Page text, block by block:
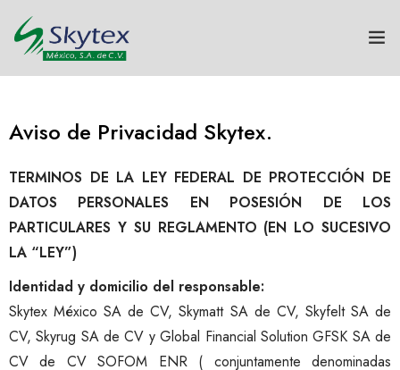
GRUPO SKYTEX
TEXTILES
HOGAR
INNOVACIÓN
CONTACTO
Aviso de Privacidad Skytex.
TERMINOS DE LA LEY FEDERAL DE PROTECCIÓN DE
DATOS PERSONALES EN POSESIÓN DE LOS
PARTICULARES Y SU REGLAMENTO (EN LO SUCESIVO
LA “LEY”)
Identidad y domicilio del responsable:
Skytex México SA de CV, Skymatt SA de CV, Skyfelt SA de
CV, Skyrug SA de CV y Global Financial Solution GFSK SA de
CV de CV SOFOM ENR ( conjuntamente denominadas